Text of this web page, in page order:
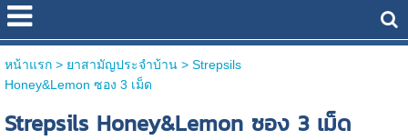
หน้าแรก> ยาสามัญประจำบ้าน > Strepsils
Honey&Lemon ซอง 3 เม็ด
Strepsils Honey&Lemon ซอง 3 เม็ด